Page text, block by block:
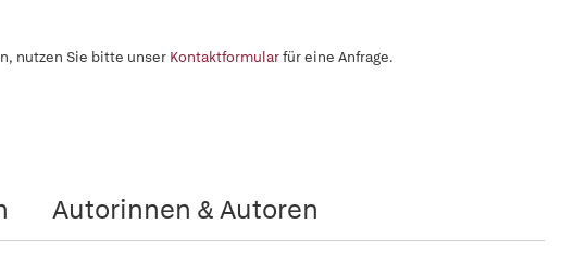
nutzen Sie bitte unser Kontaktformularfür eine Anfrage.
Autorinnen & Autoren